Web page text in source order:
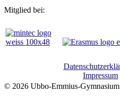
Mitglied bei:
Impressum
© 2026 Ubbo-Emmius-